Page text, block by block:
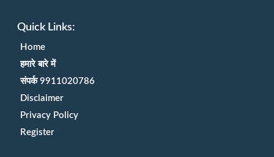
Quick Links:
Home
हमारे बारे में
संपर्क 9911020786
Disclaimer
Privacy Policy
Register